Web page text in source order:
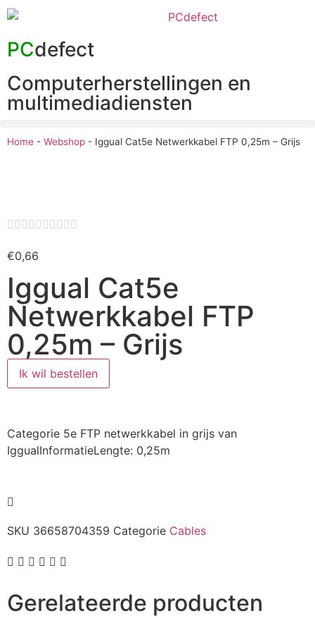
PCdefect
Computerherstellingen en
multimediadiensten
Home - Webshop - Iggual Cat5e Netwerkkabel FTP 0,25m – Grijs
         
€0,66
Iggual Cat5e
Netwerkkabel FTP
0,25m – Grijs
Ik wil bestellen
Categorie 5e FTP netwerkkabel in grijs van
IggualInformatieLengte: 0,25m
SKU 36658704359 Categorie Cables
Gerelateerde producten